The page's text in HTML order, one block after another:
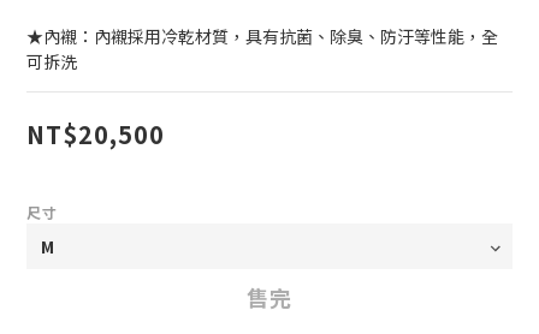
★內襯：內襯採用冷乾材質，具有抗菌、除臭、防汙等性能，全
可拆洗
NT$20,500
尺寸
售完